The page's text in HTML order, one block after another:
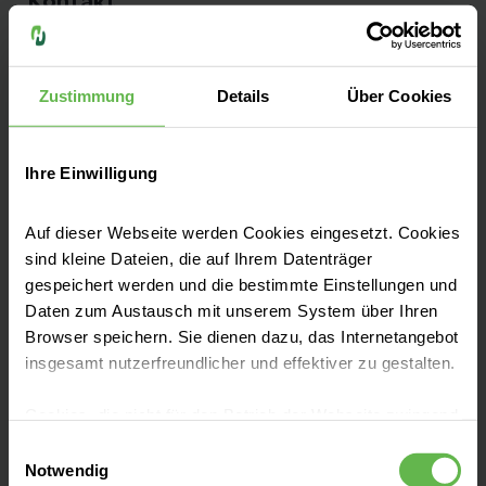
Zustimmung Details Über Cookies
Ihre Einwilligung
Auf dieser Webseite werden Cookies eingesetzt. Cookies
sind kleine Dateien, die auf Ihrem Datenträger
gespeichert werden und die bestimmte Einstellungen und
Daten zum Austausch mit unserem System über Ihren
Browser speichern. Sie dienen dazu, das Internetangebot
insgesamt nutzerfreundlicher und effektiver zu gestalten.
eingesetzt werden.
Notwendig
Dieselstraße 185
Anfahrt auf Google Maps
Tel:0203 546 0
Leistungen finden